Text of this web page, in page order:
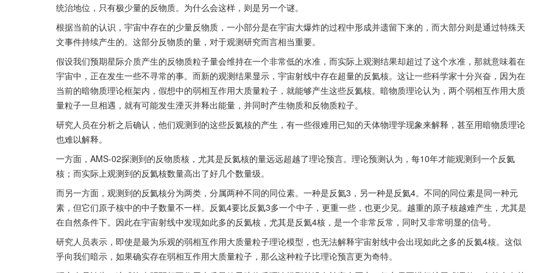
统治地位，只有极少量的反物质。为什么会这样，则是另一个谜。
根据当前的认识，宇宙中存在的少量反物质，一小部分是在宇宙大爆炸的过程中形成并遗留下来的，而大部分则是通过特殊天
文事件持续产生的。这部分反物质的量，对于观测研究而言相当重要。
假设我们预期星际介质产生的反物质粒子量会维持在一个非常低的水准，而实际上观测结果却超过了这个水准，那就意味着在
宇宙中，正在发生一些不寻常的事。而新的观测结果显示，宇宙射线中存在超量的反氦核。这让一些科学家十分兴奋，因为在
当前的暗物质理论框架内，假想中的弱相互作用大质量粒子，就能够产生这些反氦核。暗物质理论认为，两个弱相互作用大质
量粒子一旦相遇，就有可能发生湮灭并释出能量，并同时产生物质和反物质粒子。
研究人员在分析之后确认，他们观测到的这些反氦核的产生，有一些很难用已知的天体物理学现象来解释，甚至用暗物质理论
也难以解释。
一方面，AMS-02探测到的反物质核，尤其是反氦核的量远远超越了理论预言。理论预测认为，每10年才能观测到一个反氦
核；而实际上观测到的反氦核数量高出了好几个数量级。
而另一方面，观测到的反氦核分为两类，分属两种不同的同位素。一种是反氦3，另一种是反氦4。不同的同位素是同一种元
素，但它们原子核中的中子数量不一样。反氦4要比反氦3多一个中子，更重一些，也更少见。越重的原子核越难产生，尤其是
在自然条件下。因此在宇宙射线中发现如此多的反氦核，尤其是反氦4核，是一个非常反常，同时又非常明显的信号。
研究人员表示，即使是最为乐观的弱相互作用大质量粒子理论模型，也无法解释宇宙射线中会出现如此之多的反氦4核。这似
乎向我们暗示，如果确实存在弱相互作用大质量粒子，那么这种粒子比理论预言更为奇特。